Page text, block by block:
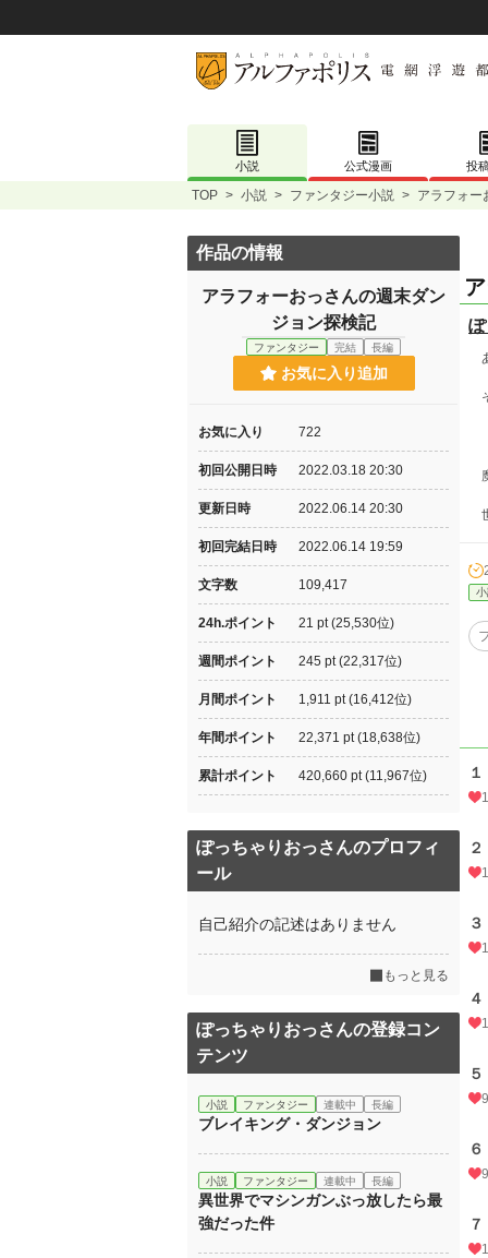
小説 公式漫画 投
TOP > 小説 > ファンタジー小説 > アラフォー
小
１
２
３
４
５
６
７
作品の情報
アラフォーおっさんの週末ダン
ジョン探検記
ファンタジー 完結 長編
お気に入り追加
お気に入り 722
初回公開日時 2022.03.18 20:30
更新日時 2022.06.14 20:30
初回完結日時 2022.06.14 19:59
文字数 109,417
24h.ポイント 21 pt (25,530位)
週間ポイント 245 pt (22,317位)
月間ポイント 1,911 pt (16,412位)
年間ポイント 22,371 pt (18,638位)
累計ポイント 420,660 pt (11,967位)
ぽっちゃりおっさんのプロフィ
ール
自己紹介の記述はありません
もっと見る
ぽっちゃりおっさんの登録コン
テンツ
小説 ファンタジー 連載中 長編
ブレイキング・ダンジョン
小説 ファンタジー 連載中 長編
異世界でマシンガンぶっ放したら最
強だった件